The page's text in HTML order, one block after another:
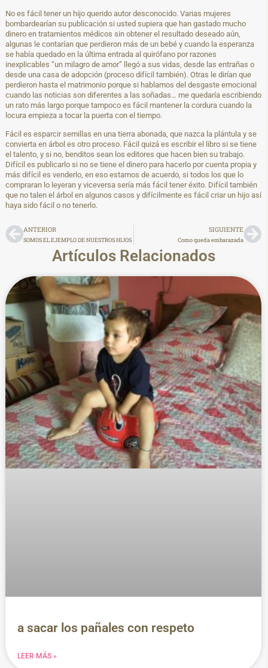
No es fácil tener un hijo querido autor desconocido. Varias mujeres
bombardearían su publicación si usted supiera que han gastado mucho
dinero en tratamientos médicos sin obtener el resultado deseado aún,
algunas le contarían que perdieron más de un bebé y cuando la esperanza
se había quedado en la última entrada al quirófano por razones
inexplicables “un milagro de amor” llegó a sus vidas, desde las entrañas o
desde una casa de adopción (proceso difícil también). Otras le dirían que
perdieron hasta el matrimonio porque si hablamos del desgaste emocional
cuando las noticias son diferentes a las soñadas… me quedaría escribiendo
un rato más largo porque tampoco es fácil mantener la cordura cuando la
locura empieza a tocar la puerta con el tiempo.
Fácil es esparcir semillas en una tierra abonada, que nazca la plántula y se
convierta en árbol es otro proceso. Fácil quizá es escribir el libro si se tiene
el talento, y si no, benditos sean los editores que hacen bien su trabajo.
Difícil es publicarlo si no se tiene el dinero para hacerlo por cuenta propia y
más difícil es venderlo, en eso estamos de acuerdo, si todos los que lo
compraran lo leyeran y viceversa sería más fácil tener éxito. Difícil también
que no talen el árbol en algunos casos y difícilmente es fácil criar un hijo así
haya sido fácil o no tenerlo.
ANTERIOR
SOMOS EL EJEMPLO DE NUESTROS HIJOS
SIGUIENTE
Como queda embarazada
Artículos Relacionados
a sacar los pañales con respeto
LEER MÁS »